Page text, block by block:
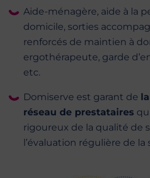
Aide-ménagère, aide à la
domicile, sorties
renforcés de maintien à
ergothérapeute, garde
etc.
Domiserve est garant de
réseau de prestataires
rigoureux de la qualité de
l’évaluation régulière de